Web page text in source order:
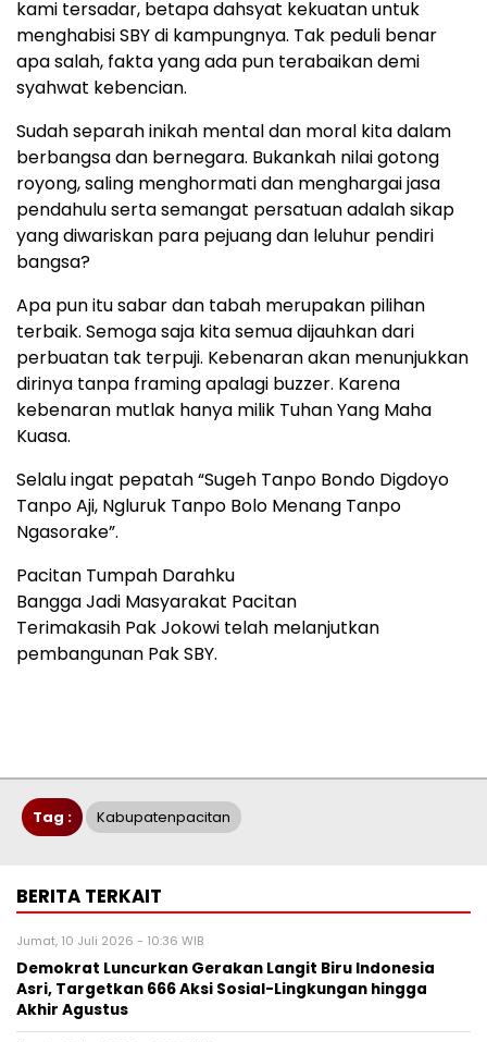
kami tersadar, betapa dahsyat kekuatan untuk
menghabisi SBY di kampungnya. Tak peduli benar
apa salah, fakta yang ada pun terabaikan demi
syahwat kebencian.
Sudah separah inikah mental dan moral kita dalam
berbangsa dan bernegara. Bukankah nilai gotong
royong, saling menghormati dan menghargai jasa
pendahulu serta semangat persatuan adalah sikap
yang diwariskan para pejuang dan leluhur pendiri
bangsa?
Apa pun itu sabar dan tabah merupakan pilihan
terbaik. Semoga saja kita semua dijauhkan dari
perbuatan tak terpuji. Kebenaran akan menunjukkan
dirinya tanpa framing apalagi buzzer. Karena
kebenaran mutlak hanya milik Tuhan Yang Maha
Kuasa.
Selalu ingat pepatah “Sugeh Tanpo Bondo Digdoyo
Tanpo Aji, Ngluruk Tanpo Bolo Menang Tanpo
Ngasorake”.
Pacitan Tumpah Darahku
Bangga Jadi Masyarakat Pacitan
Terimakasih Pak Jokowi telah melanjutkan
pembangunan Pak SBY.
Tag : Kabupatenpacitan
BERITA TERKAIT
Jumat, 10 Juli 2026 - 10:36 WIB
Demokrat Luncurkan Gerakan Langit Biru Indonesia
Asri, Targetkan 666 Aksi Sosial-Lingkungan hingga
Akhir Agustus